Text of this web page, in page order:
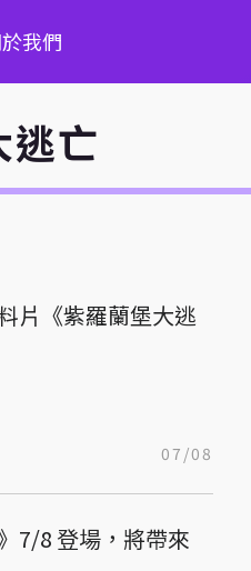
我們
逃亡
片《紫羅蘭堡大逃
07/08
7/8 登場，將帶來